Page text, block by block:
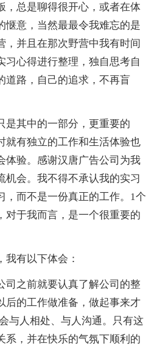
，总是聊得很开心，或者在体
惬意，当然最最令我难忘的是
，并且在那次野营中我有时间
习心得进行整理，独自思考自
道路，自己的追求，不再盲
其中的一部分，更重要的
就有独立的工作和生活体验也
体验。感谢汉唐广告公司为我
机会。我不得不承认我的实习
，而不是一份真正的工作。1个
对于我而言，是一个很重要的
有以下体会：
之前就要认真了解公司的整
后的工作做准备，做起事来才
与人相处、与人沟通。只有这
系，并在快乐的气氛下顺利的